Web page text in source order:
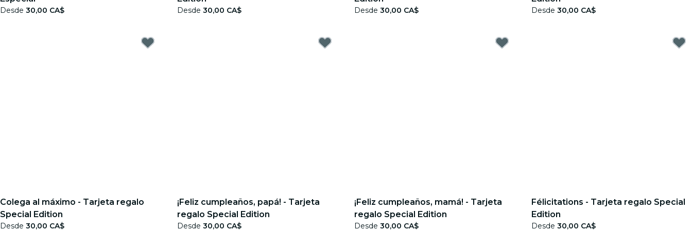
Desde 30,00 CA$ Desde 30,00 CA$ Desde 30,00 CA$ Desde 30,00 CA$
Colega al máximo - Tarjeta regalo
Special Edition
Desde 30,00 CA$
¡Feliz cumpleaños, papá! - Tarjeta
regalo Special Edition
Desde 30,00 CA$
¡Feliz cumpleaños, mamá! - Tarjeta
regalo Special Edition
Desde 30,00 CA$
Félicitations - Tarjeta regalo Special
Edition
Desde 30,00 CA$